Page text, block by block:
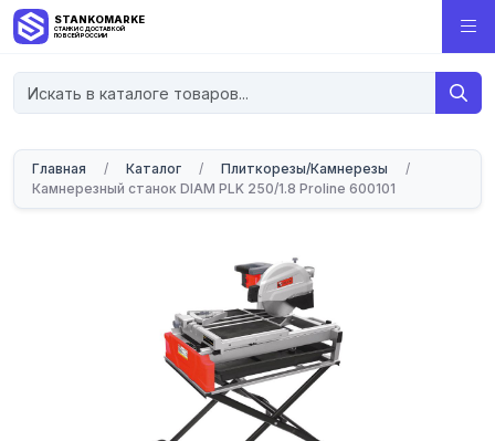
STANKOMARKET
СТАНКИ С ДОСТАВКОЙ
ПО ВСЕЙ РОССИИ
Главная / Каталог / Плиткорезы/Камнерезы
/
Камнерезный станок DIAM PLK 250/1.8 Proline 600101